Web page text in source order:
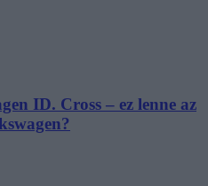
ID. Cross – ez lenne az